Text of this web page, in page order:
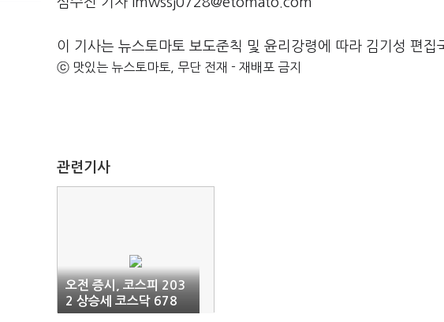
이 기사는 뉴스토마토 보도준칙 및 윤리강령에 따라 김기성 편집
ⓒ 맛있는 뉴스토마토, 무단 전재 - 재배포 금지
관련기사
오전 증시, 코스피 203
2 상승세 코스닥 678
상승세